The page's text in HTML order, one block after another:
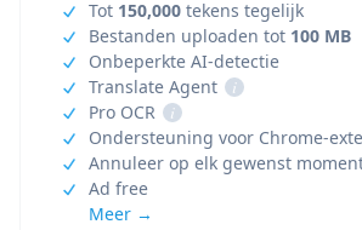
Tot 150,000 tekens tegelijk
Bestanden uploaden tot 100 MB
Onbeperkte AI-detectie
Translate Agent
i
Pro OCR
i
Ondersteuning voor Chrome-
Annuleer op elk gewenst
Ad free
Meer →